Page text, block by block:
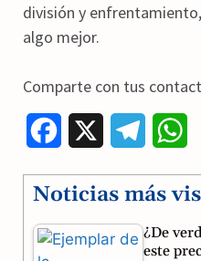
división y
algo mejor.
Comparte con tus
c
e
l
e
a
t
Noticias más
¿De
este